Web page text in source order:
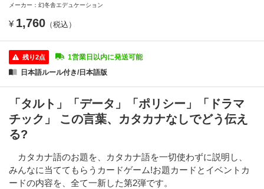
メーカー：幻冬舎エデュケーション
¥ 1,760 （税込）
残り2点
1営業日以内に発送可能
日本語ルール付き/日本語版
「タルト」「データ」「ポリシー」「ドラマ
チック」 この言葉、カタカナなしでどう伝え
る?
カタカナ語のお題を、カタカナ語を一切使わずに説明し、
みんなに当ててもらうカードゲーム!お題カードとイベントカ
ードの内容を、全て一新した第2弾です。